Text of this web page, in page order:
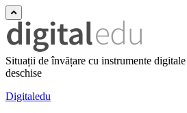
Situații de învățare cu instrumente
deschise
Digitaledu